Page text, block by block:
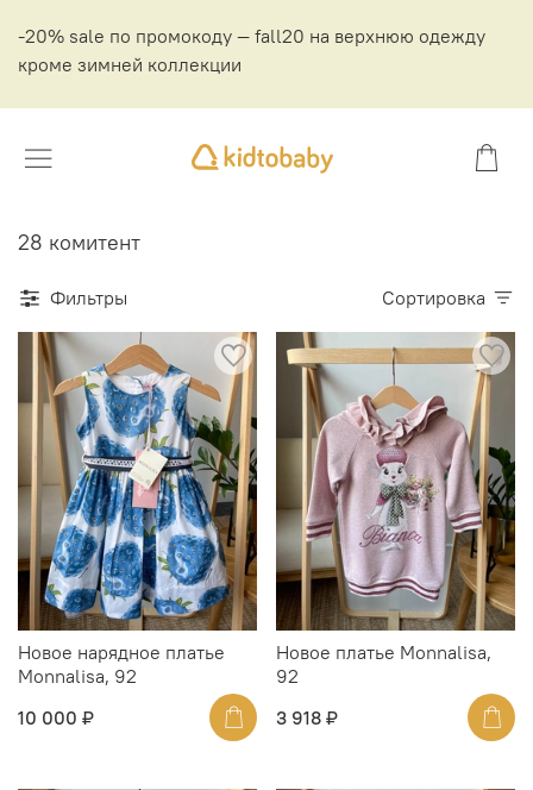
-20% sale по промокоду — fall20 на верхнюю одежду
кроме зимней коллекции
28 комитент
Фильтры Сортировка
Новое нарядное платье
Monnalisa, 92
10 000 ₽
Новое платье Monnalisa,
92
3 918 ₽